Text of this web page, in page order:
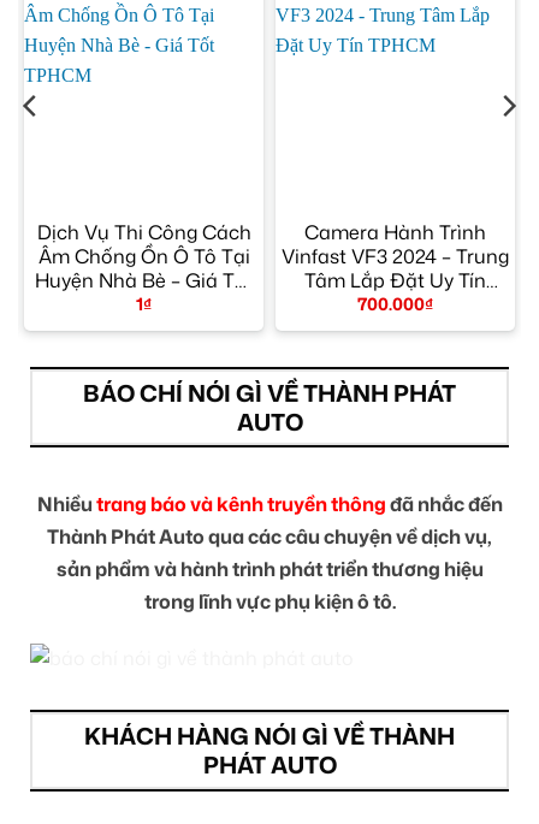
Dịch Vụ Thi Công Cách
Âm Chống Ồn Ô Tô Tại
Huyện Nhà Bè – Giá Tốt
TPHCM
1₫
Camera Hành Trình
Vinfast VF3 2024 – Trung
Tâm Lắp Đặt Uy Tín
TPHCM
700.000₫
BÁO CHÍ NÓI GÌ VỀ THÀNH PHÁT
AUTO
Nhiềutrang báo và kênh truyền thôngđã nhắc đến
Thành Phát Auto qua các câu chuyện về dịch vụ,
sản phẩm và hành trình phát triển thương hiệu
trong lĩnh vực phụ kiện ô tô.
KHÁCH HÀNG NÓI GÌ VỀ THÀNH
PHÁT AUTO